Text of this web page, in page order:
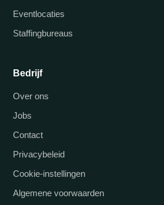
Eventlocaties
Staffingbureaus
Bedrijf
Over ons
Jobs
Contact
Privacybeleid
Cookie-instellingen
Algemene voorwaarden